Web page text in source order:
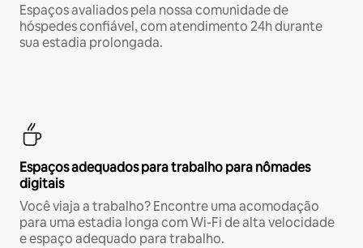
Espaços avaliados pela nossa comunidade de
hóspedes confiável, com atendimento 24h durante
sua estadia prolongada.
Espaços adequados para trabalho para nômades
digitais
Você viaja a trabalho? Encontre uma acomodação
para uma estadia longa com Wi-Fi de alta velocidade
e espaço adequado para trabalho.